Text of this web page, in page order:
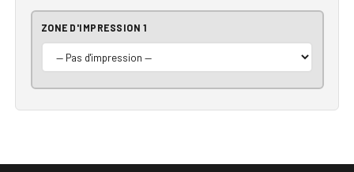
ZONE D'IMPRESSION 1